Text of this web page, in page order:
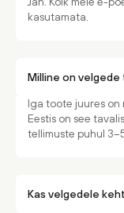
kasutamata.
Milline on velgede
Iga toote juures
Eestis on see
tellimuste puhul
Kas velgedele